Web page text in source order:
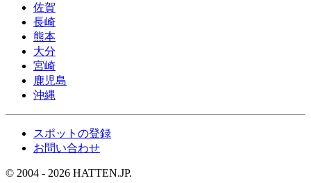
佐賀
長崎
熊本
大分
宮崎
鹿児島
沖縄
スポットの登録
お問い合わせ
© 2004 - 2026 HATTEN.JP.